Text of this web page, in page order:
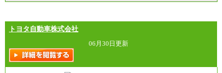
トヨタ自動車株式会社
06月30日更新